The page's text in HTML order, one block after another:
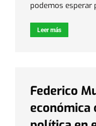
podemos esperar
Leer más
Federico
económica